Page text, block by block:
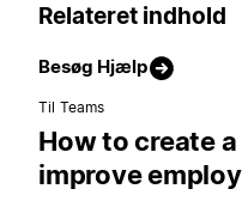
Relateret indhold
Besøg Hjælp
Til Teams
How to create
improve